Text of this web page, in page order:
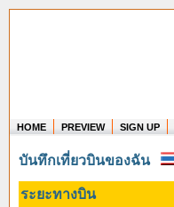
HOME PREVIEW SIGN UP
บันทึกเที่ยวบินของฉัน
ระยะทางบิน